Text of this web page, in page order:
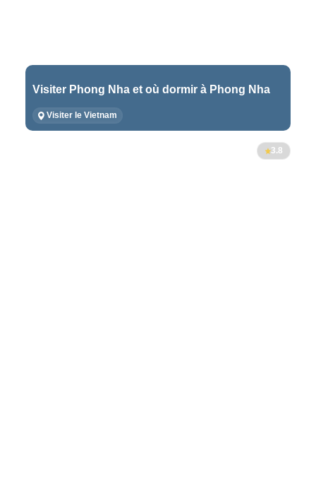
Visiter Phong Nha et où dormir à Phong Nha
Visiter le Vietnam
3.8